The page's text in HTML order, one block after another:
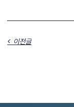
< 이전글